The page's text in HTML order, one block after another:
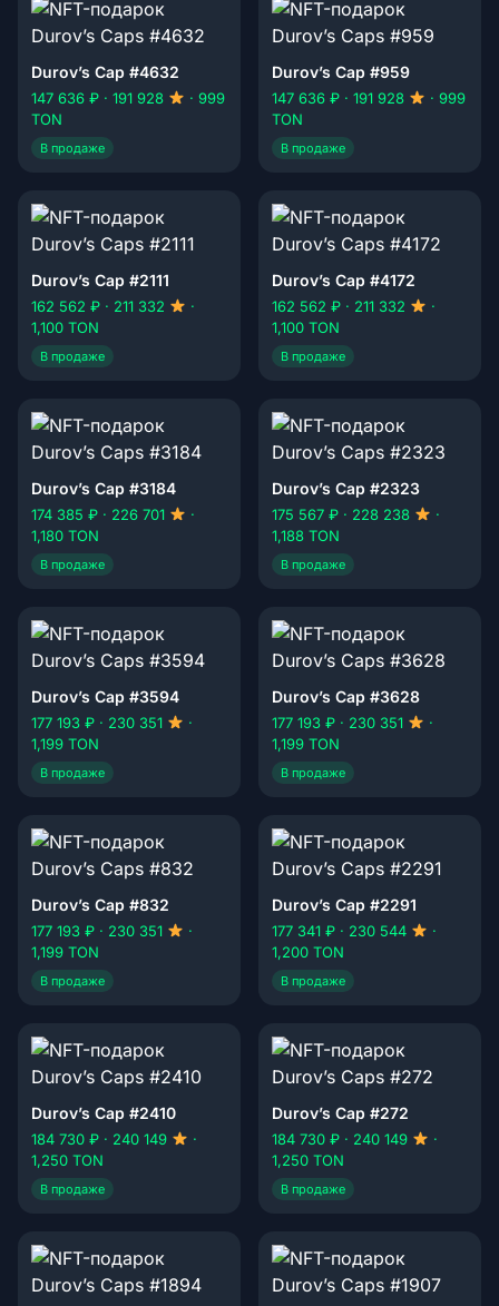
Durov’s Cap #4632
147 636 ₽ · 191 928
· 999
TON
В продаже
Durov’s Cap #959
147 636 ₽ · 191 928
· 999
TON
В продаже
Durov’s Cap #2111
162 562 ₽ · 211 332
·
1,100 TON
В продаже
Durov’s Cap #4172
162 562 ₽ · 211 332
·
1,100 TON
В продаже
Durov’s Cap #3184
174 385 ₽ · 226 701
·
1,180 TON
В продаже
Durov’s Cap #2323
175 567 ₽ · 228 238
·
1,188 TON
В продаже
Durov’s Cap #3594
177 193 ₽ · 230 351
·
1,199 TON
В продаже
Durov’s Cap #3628
177 193 ₽ · 230 351
·
1,199 TON
В продаже
Durov’s Cap #832
177 193 ₽ · 230 351
·
1,199 TON
В продаже
Durov’s Cap #2291
177 341 ₽ · 230 544
·
1,200 TON
В продаже
Durov’s Cap #2410
184 730 ₽ · 240 149
·
1,250 TON
В продаже
Durov’s Cap #272
184 730 ₽ · 240 149
·
1,250 TON
В продаже